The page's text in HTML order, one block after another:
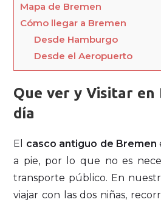
Mapa de Bremen
Cómo llegar a Bremen
Desde Hamburgo
Desde el Aeropuerto
Que ver y Visitar en
día
El casco antiguo de Bremen
a pie, por lo que no es
transporte público. En
viajar con las dos niñas,